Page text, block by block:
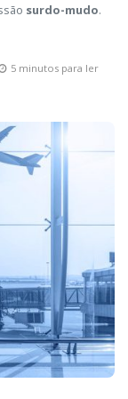
surdo-mudo.
5 minutos para ler